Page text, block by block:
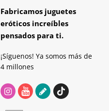
Fabricamos juguetes
eróticos increíbles
pensados para ti.
¡Síguenos! Ya somos más de
4 millones